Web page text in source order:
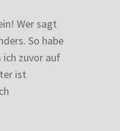
Wer sagt
So habe
ich zuvor auf
ist